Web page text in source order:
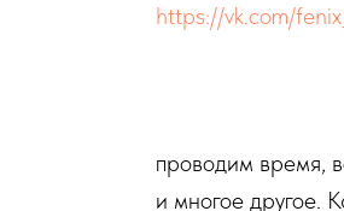
https://vk.com/
проводим время,
и многое другое.